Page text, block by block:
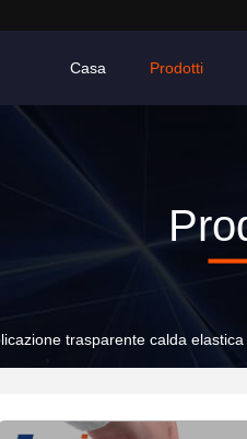
Casa Prodotti
trasparente calda